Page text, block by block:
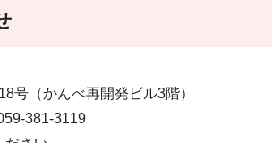
（かんべ再開発ビル3階）
381-3119